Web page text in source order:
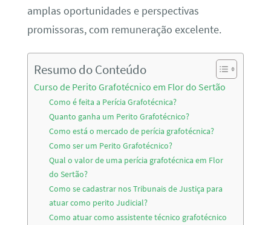
amplas oportunidades e perspectivas
promissoras, com remuneração excelente.
Resumo do Conteúdo
Curso de Perito Grafotécnico em Flor do Sertão
Como é feita a Perícia Grafotécnica?
Quanto ganha um Perito Grafotécnico?
Como está o mercado de perícia grafotécnica?
Como ser um Perito Grafotécnico?
Qual o valor de uma perícia grafotécnica em Flor
do Sertão?
Como se cadastrar nos Tribunais de Justiça para
atuar como perito Judicial?
Como atuar como assistente técnico grafotécnico